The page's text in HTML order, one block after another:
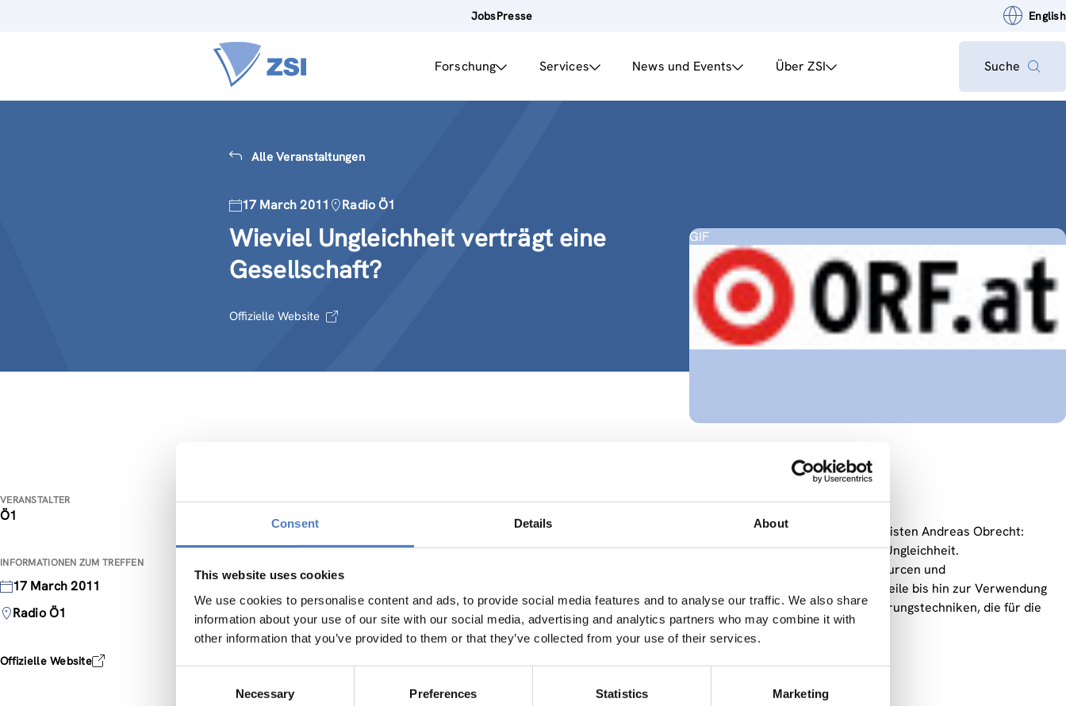
Consent Details About
This website uses cookies
We use cookies to personalise content and ads, to provide social media features and to analyse our traffic. We also share
information about your use of our site with our social media, advertising and analytics partners who may combine it with
other information that you’ve provided to them or that they’ve collected from your use of their services.
Necessary Preferences Statistics Marketing
JobsPresse English
Forschung Services News und Events Über ZSI Suche
Alle Veranstaltungen
17 March 2011 Radio Ö1
Wieviel Ungleichheit verträgt eine
Gesellschaft?
Offizielle Website
GIF
VERANSTALTER
Ö1
INFORMATIONEN ZUM TREFFEN
17 March 2011
Radio Ö1
Offizielle Website
Der Sozialwissenschafter und Diskriminierungsforscher August Gächter (ZSI) ist zu Gast beim Journalisten Andreas Obrecht:
Ungeachtet weltanschaulicher oder ideologischer Diskussionen produziert jede Gesellschaft soziale Ungleichheit.
Dabei spielen vielfältige Mechanismen eine Rolle: Von herkunftsbedingten Zugängen zu Bildungsressourcen und
Einkommensmöglichkeiten, über geschlechtsspezifische, ethnische, religiöse Zuweisungen und Vorurteile bis hin zur Verwendung
von für Außenstehende oft nicht verständlichen Codes – spannt sich der breite Bogen der Diskriminierungstechniken, die für die
Verteilung von Macht und Ohnmacht innerhalb einer Gesellschaft maßgeblich sind.